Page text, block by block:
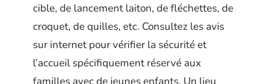
cible, de lancement laiton, de fléchettes, de
croquet, de quilles, etc. Consultez les avis
sur internet pour vérifier la sécurité et
l’accueil spécifiquement réservé aux
familles avec de jeunes enfants. Un lieu